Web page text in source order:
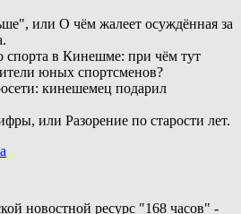
или О чём жалеет осуждённая за
спорта в Кинешме: при чём тут
юных спортсменов?
кинешемец подарил
или Разорение по старости лет.
новостной ресурс "168 часов" -